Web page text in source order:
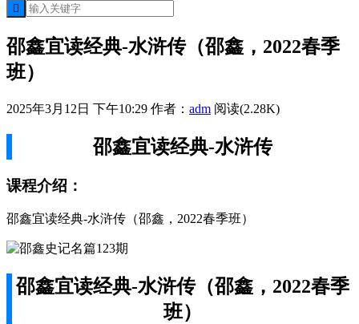

邵鑫宜读经典-水浒传（邵鑫，2022春季
班）
2025年3月12日 下午10:29 作者： adm 阅读(2.28K)
邵鑫宜读经典-水浒传
课程介绍：
邵鑫宜读经典-水浒传（邵鑫，2022春季班）
邵鑫宜读经典-水浒传（邵鑫，2022春季
班）